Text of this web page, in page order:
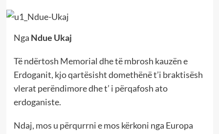
Nga Ndue Ukaj
Të ndërtosh Memorial dhe të mbrosh kauzën e
Erdoganit, kjo qartësisht domethënë t’i braktisësh
vlerat perëndimore dhe t’ i përqafosh ato
erdoganiste.
Ndaj, mos u përqurrni e mos kërkoni nga Europa